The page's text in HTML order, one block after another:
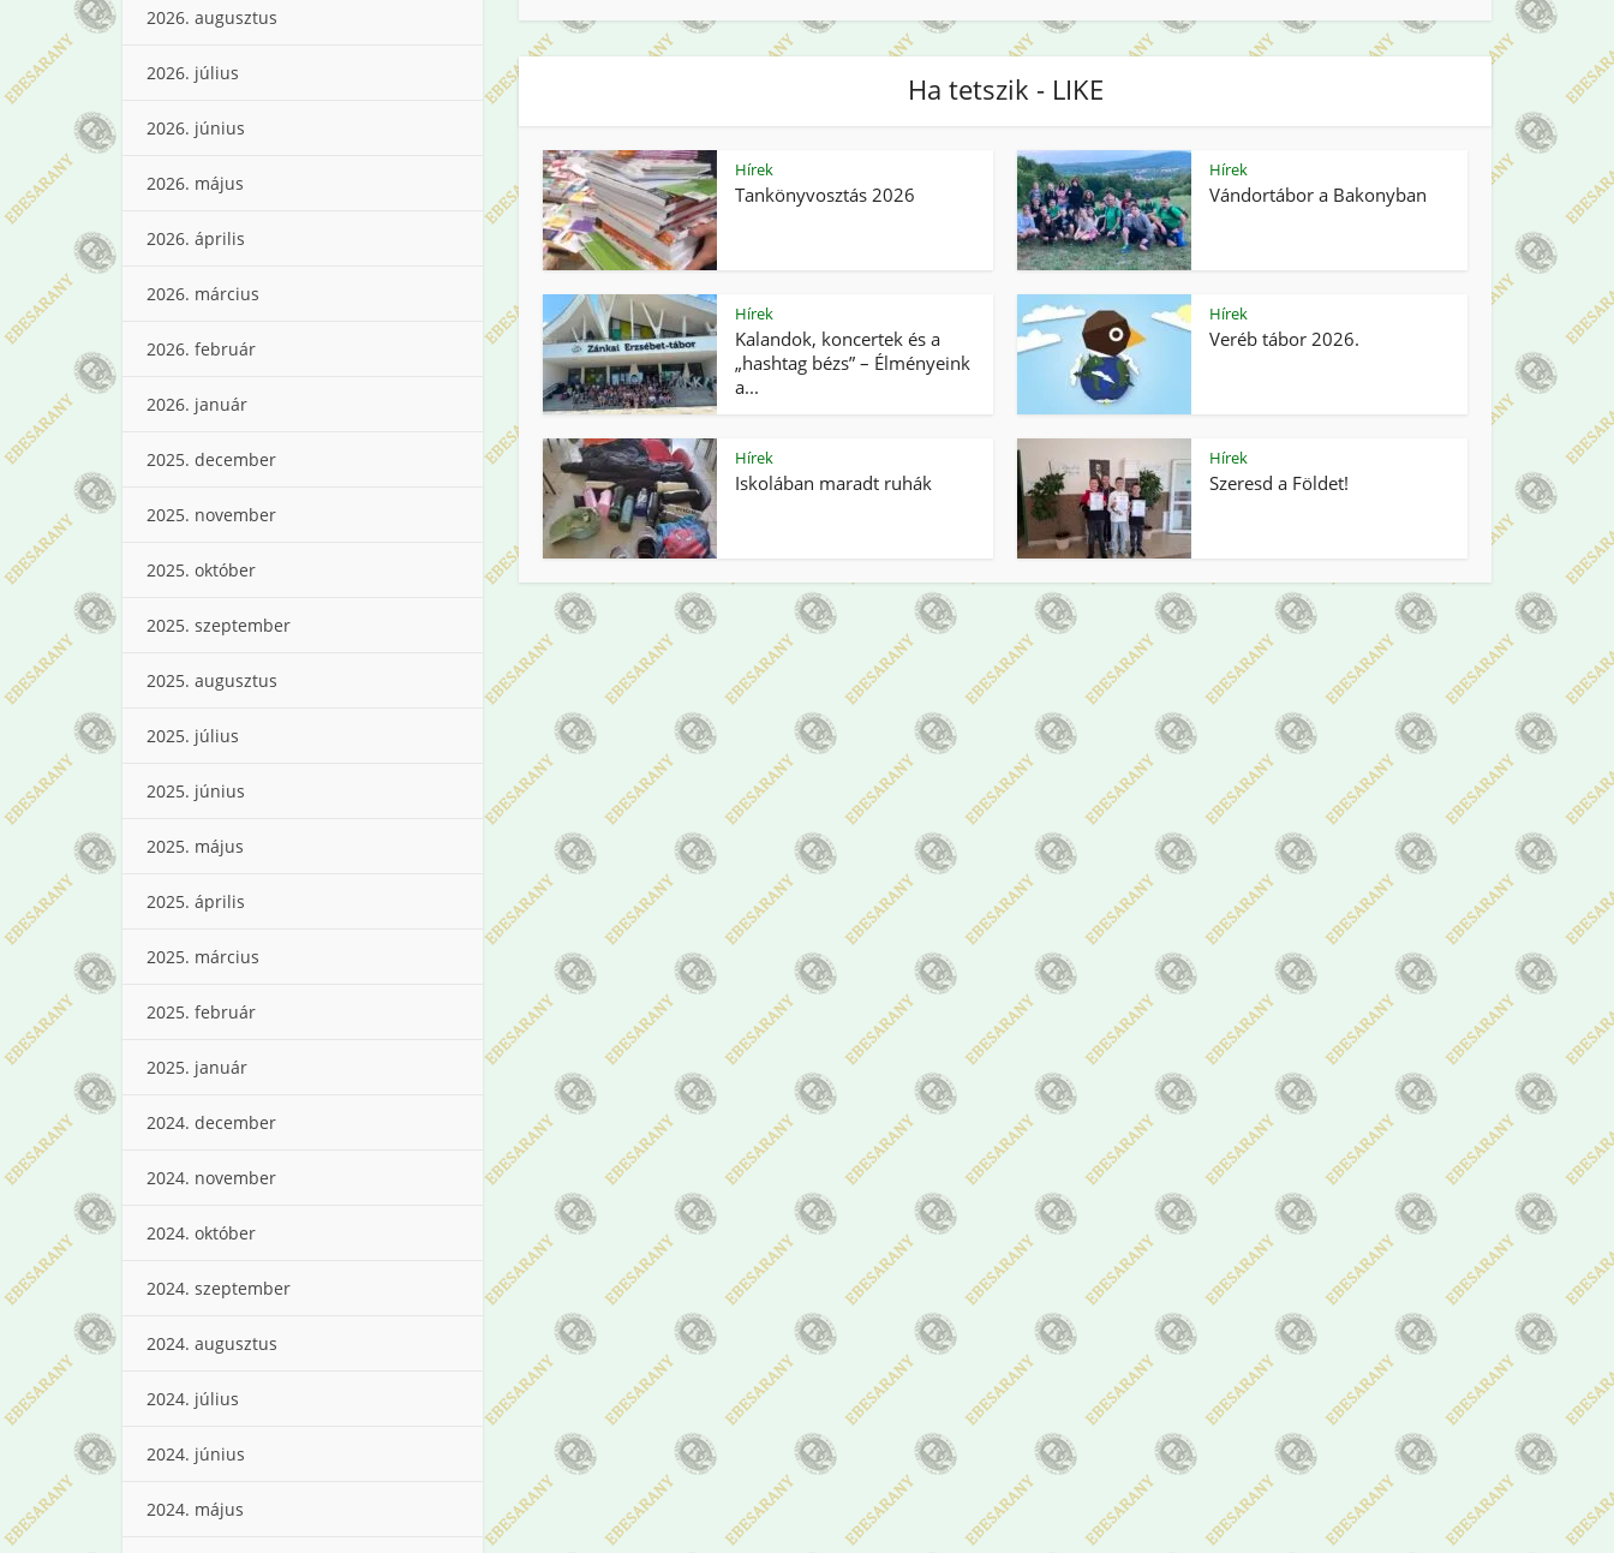
2026. augusztus
2026. július
2026. június
2026. május
2026. április
2026. március
2026. február
2026. január
2025. december
2025. november
2025. október
2025. szeptember
2025. augusztus
2025. július
2025. június
2025. május
2025. április
2025. március
2025. február
2025. január
2024. december
2024. november
2024. október
2024. szeptember
2024. augusztus
2024. július
2024. június
2024. május
Ha tetszik - LIKE
Hírek
Tankönyvosztás 2026
Hírek
Vándortábor a Bakonyban
Hírek
Kalandok, koncertek és a
„hashtag bézs” – Élményeink
a...
Hírek
Veréb tábor 2026.
Hírek
Iskolában maradt ruhák
Hírek
Szeresd a Földet!